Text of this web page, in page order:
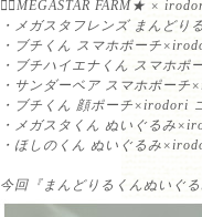
💁‍♀️MEGASTAR FARM★ ×
・メガスタフレンズ まんどり
・ブチくん スマホポーチ
・ブチハイエナくん スマホ
・サンダーベア スマホポー
・ブチくん 顔ポーチ×irodori
・メガスタくん ぬいぐるみ
・ほしのくん ぬいぐるみ
今回『まんどりるくんぬいぐ